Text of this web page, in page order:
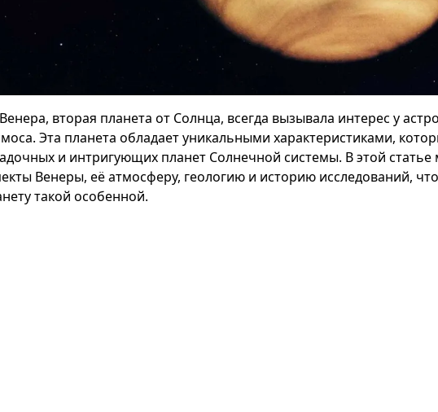
Венера, вторая планета от Солнца, всегда вызывала интерес у
Эта планета обладает уникальными характеристиками,
и интригующих планет Солнечной системы. В этой
Венеры, её атмосферу, геологию и историю исследований,
такой особенной.